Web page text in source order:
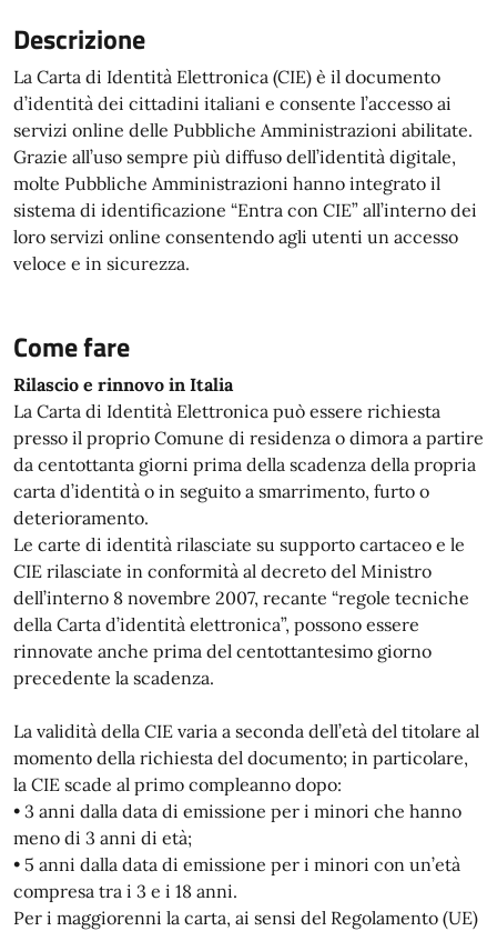
Descrizione
La Carta di Identità Elettronica (CIE) è il documento
d’identità dei cittadini italiani e consente l’accesso ai
servizi online delle Pubbliche Amministrazioni abilitate.
Grazie all’uso sempre più diffuso dell’identità digitale,
molte Pubbliche Amministrazioni hanno integrato il
sistema di identificazione “Entra con CIE” all’interno dei
loro servizi online consentendo agli utenti un accesso
veloce e in sicurezza.
Come fare
Rilascio e rinnovo in Italia
La Carta di Identità Elettronica può essere richiesta
presso il proprio Comune di residenza o dimora a partire
da centottanta giorni prima della scadenza della propria
carta d’identità o in seguito a smarrimento, furto o
deterioramento.
Le carte di identità rilasciate su supporto cartaceo e le
CIE rilasciate in conformità al decreto del Ministro
dell’interno 8 novembre 2007, recante “regole tecniche
della Carta d’identità elettronica”, possono essere
rinnovate anche prima del centottantesimo giorno
precedente la scadenza.
La validità della CIE varia a seconda dell’età del titolare al
momento della richiesta del documento; in particolare,
la CIE scade al primo compleanno dopo:
• 3 anni dalla data di emissione per i minori che hanno
meno di 3 anni di età;
• 5 anni dalla data di emissione per i minori con un’età
compresa tra i 3 e i 18 anni.
Per i maggiorenni la carta, ai sensi del Regolamento (UE)